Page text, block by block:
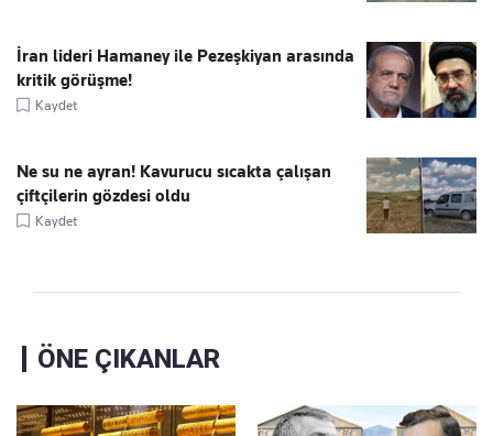
İran lideri Hamaney ile Pezeşkiyan arasında
kritik görüşme!
Kaydet
Ne su ne ayran! Kavurucu sıcakta çalışan
çiftçilerin gözdesi oldu
Kaydet
ÖNE ÇIKANLAR